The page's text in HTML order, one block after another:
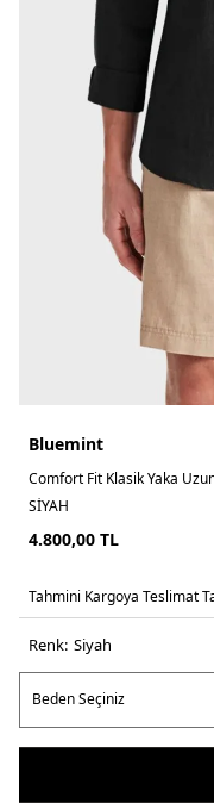
Bluemint
Comfort Fit Klasik Yaka
SİYAH
4.800,00 TL
Tahmini Kargoya Teslimat
Renk: si̇yah